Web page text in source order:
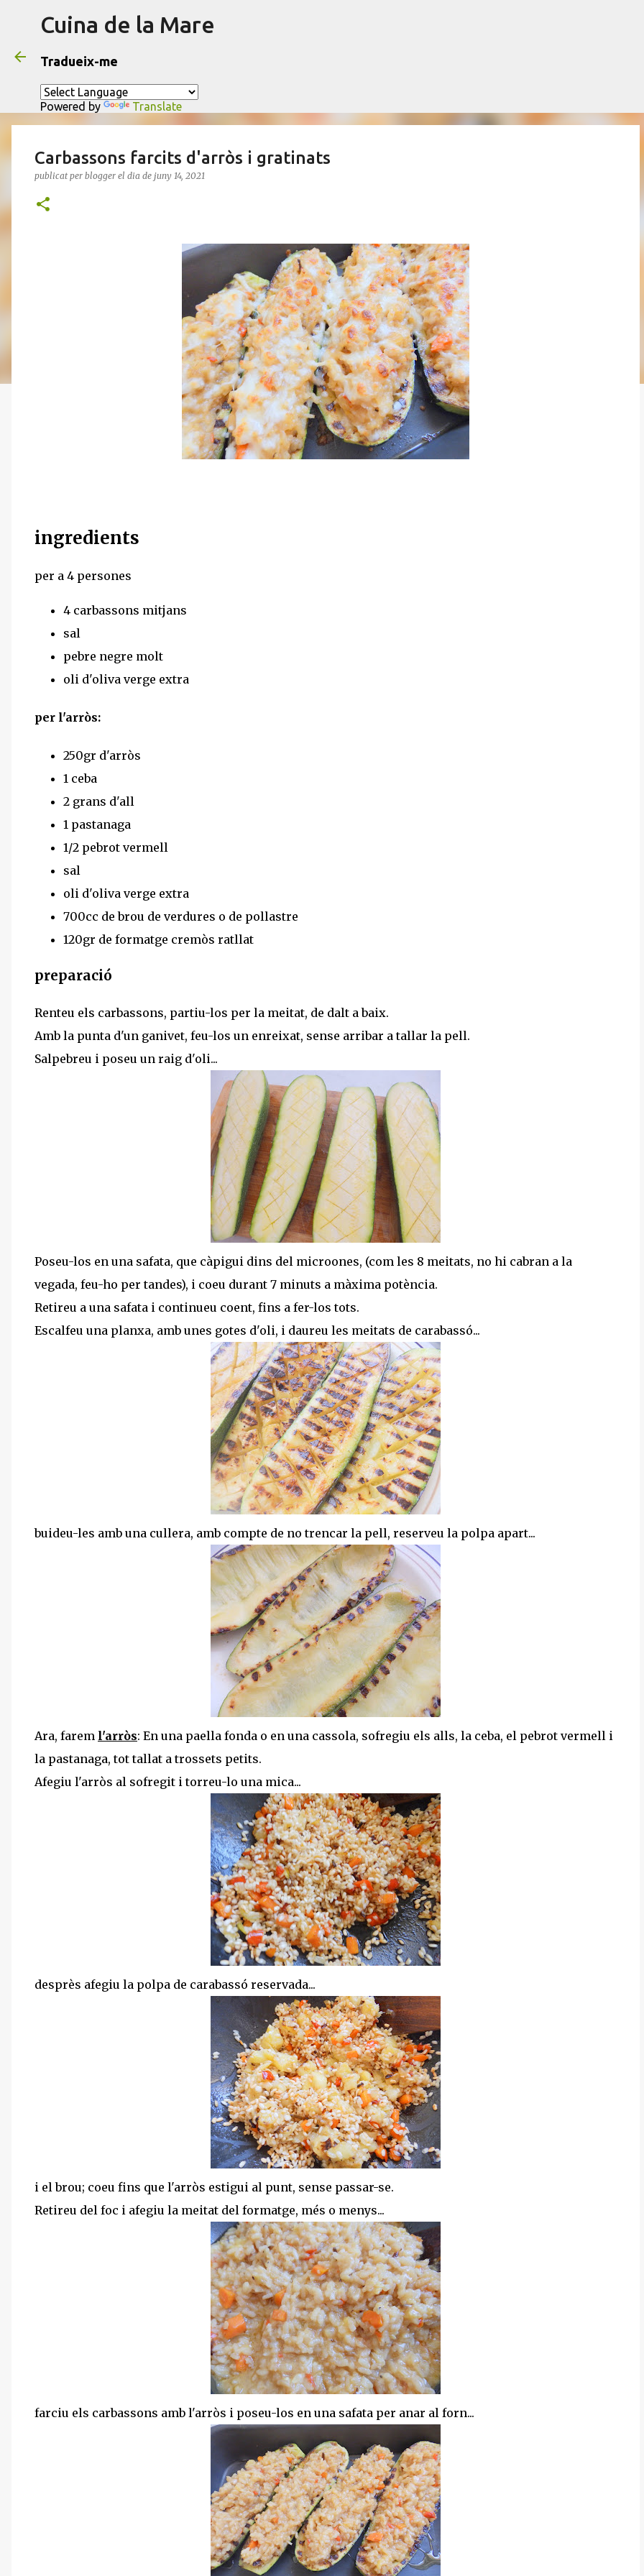
Cuina de la Mare
Tradueix-me
Powered by Translate
Carbassons farcits d'arròs i gratinats
publicat per blogger el dia de juny 14, 2021
ingredients
per a 4 persones
4 carbassons mitjans
sal
pebre negre molt
oli d'oliva verge extra
per l'arròs:
250gr d'arròs
1 ceba
2 grans d'all
1 pastanaga
1/2 pebrot vermell
sal
oli d'oliva verge extra
700cc de brou de verdures o de pollastre
120gr de formatge cremòs ratllat
preparació
Renteu els carbassons, partiu-los per la meitat, de dalt a baix.
Amb la punta d'un ganivet, feu-los un enreixat, sense arribar a tallar la pell.
Salpebreu i poseu un raig d'oli...
Poseu-los en una safata, que càpigui dins del microones, (com les 8 meitats, no hi cabran a la
vegada, feu-ho per tandes), i coeu durant 7 minuts a màxima potència.
Retireu a una safata i continueu coent, fins a fer-los tots.
Escalfeu una planxa, amb unes gotes d'oli, i daureu les meitats de carabassó...
buideu-les amb una cullera, amb compte de no trencar la pell, reserveu la polpa apart...
Ara, farem l'arròs: En una paella fonda o en una cassola, sofregiu els alls, la ceba, el pebrot vermell i
la pastanaga, tot tallat a trossets petits.
Afegiu l'arròs al sofregit i torreu-lo una mica...
desprès afegiu la polpa de carabassó reservada...
i el brou; coeu fins que l'arròs estigui al punt, sense passar-se.
Retireu del foc i afegiu la meitat del formatge, més o menys...
farciu els carbassons amb l'arròs i poseu-los en una safata per anar al forn...